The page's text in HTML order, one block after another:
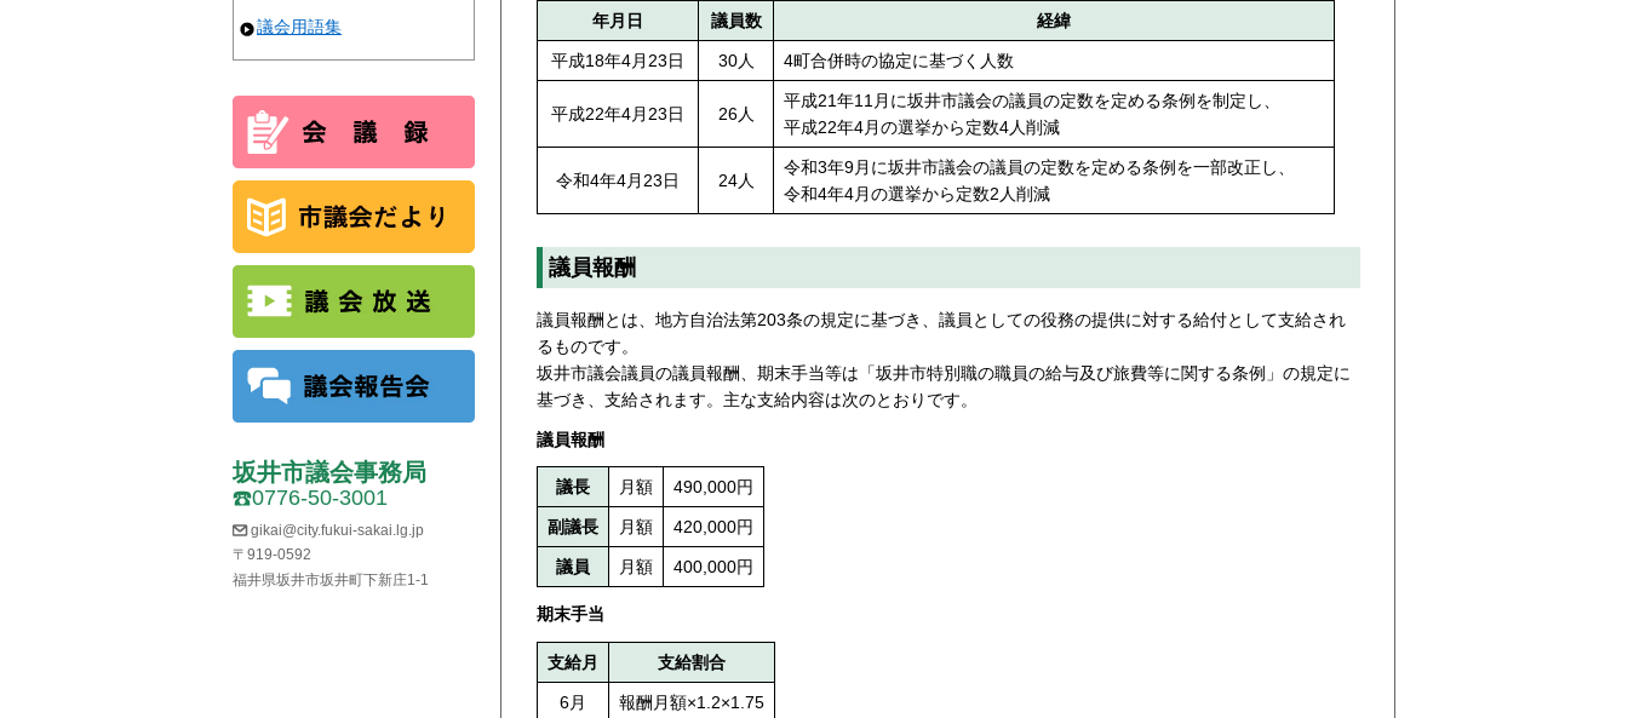
議会用語集
坂井市議会事務局
0776-50-3001
gikai@city.fukui-sakai.lg.jp
〒919-0592
福井県坂井市坂井町下新庄1-1
年月日 議員数 経緯
平成18年4月23日 30人 4町合併時の協定に基づく人数
平成22年4月23日 26人
平成21年11月に坂井市議会の議員の定数を定める条例を制定し、
平成22年4月の選挙から定数4人削減
令和4年4月23日 24人
令和3年9月に坂井市議会の議員の定数を定める条例を一部改正し、
令和4年4月の選挙から定数2人削減
議員報酬
議員報酬とは、地方自治法第203条の規定に基づき、議員としての役務の提供に対する給付として支給され
るものです。
坂井市議会議員の議員報酬、期末手当等は「坂井市特別職の職員の給与及び旅費等に関する条例」の規定に
基づき、支給されます。主な支給内容は次のとおりです。
議員報酬
議長 月額 490,000円
副議長 月額 420,000円
議員 月額 400,000円
期末手当
支給月 支給割合
6月 報酬月額×1.2×1.75